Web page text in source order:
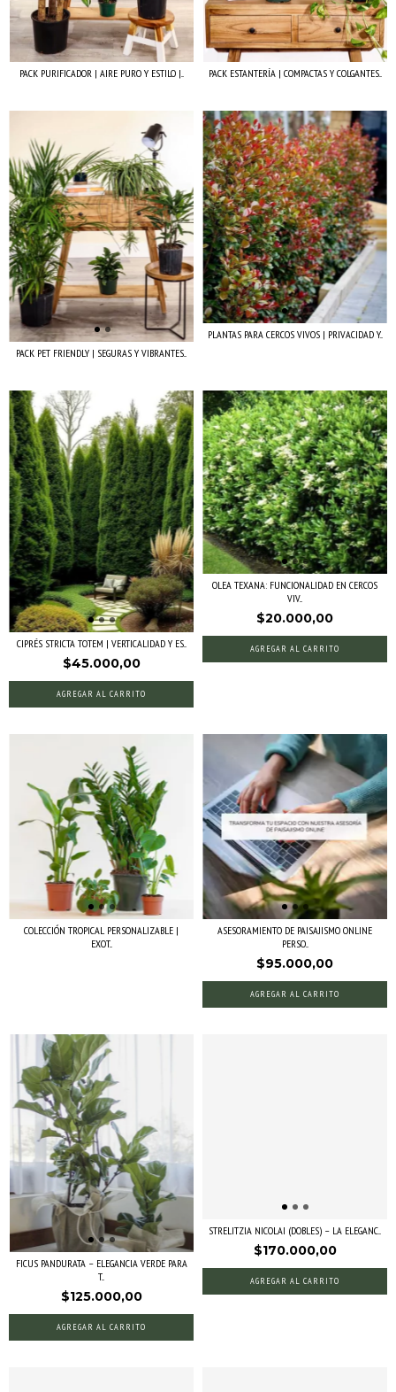
PACK PURIFICADOR | AIRE PURO Y ESTILO |... PACK ESTANTERÍA | COMPACTAS Y COLGANTES...
PACK PET FRIENDLY | SEGURAS Y VIBRANTES...
PLANTAS PARA CERCOS VIVOS | PRIVACIDAD Y...
CIPRÉS STRICTA TOTEM | VERTICALIDAD Y ES...
$45.000,00
AGREGAR AL CARRITO
OLEA TEXANA: FUNCIONALIDAD EN CERCOS
VIV...
$20.000,00
AGREGAR AL CARRITO
COLECCIÓN TROPICAL PERSONALIZABLE |
EXOT...
ASESORAMIENTO DE PAISAJISMO ONLINE
PERSO...
$95.000,00
AGREGAR AL CARRITO
FICUS PANDURATA – ELEGANCIA VERDE PARA
T...
$125.000,00
AGREGAR AL CARRITO
STRELITZIA NICOLAI (DOBLES) – LA ELEGANC...
$170.000,00
AGREGAR AL CARRITO